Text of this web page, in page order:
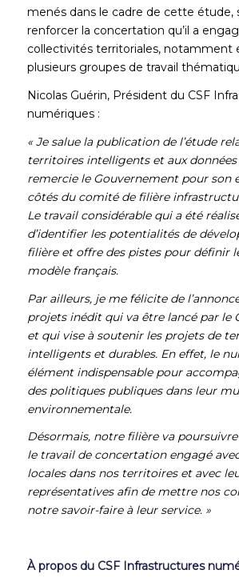
menés dans le cadre de cette étude,
renforcer la concertation qu’il a
collectivités territoriales, notamment
plusieurs groupes de travail
Nicolas Guérin, Président du CSF
numériques :
« Je salue la publication de l’étude
territoires intelligents et aux
remercie le Gouvernement pour son
côtés du comité de filière
Le travail considérable qui a été
d’identifier les potentialités de
filière et offre des pistes pour définir
modèle français.
Par ailleurs, je me félicite de
projets inédit qui va être lancé par le
et qui vise à soutenir les projets de
intelligents et durables. En effet, le
élément indispensable pour
des politiques publiques dans leur
environnementale.
Désormais, notre filière va
le travail de concertation engagé
locales dans nos territoires et avec
représentatives afin de mettre nos
notre savoir-faire à leur service. »
À propos du CSF Infrastructures